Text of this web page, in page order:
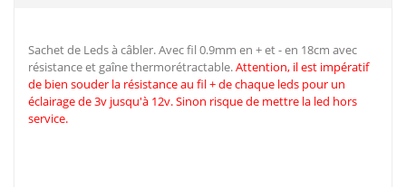
Sachet de Leds à câbler. Avec fil 0.9mm en + et - en 18cm avec
résistance et gaîne thermorétractable.Attention, il est impératif
de bien souder la résistance au fil + de chaque leds pour un
éclairage de 3v jusqu'à 12v. Sinon risque de mettre la led hors
service.